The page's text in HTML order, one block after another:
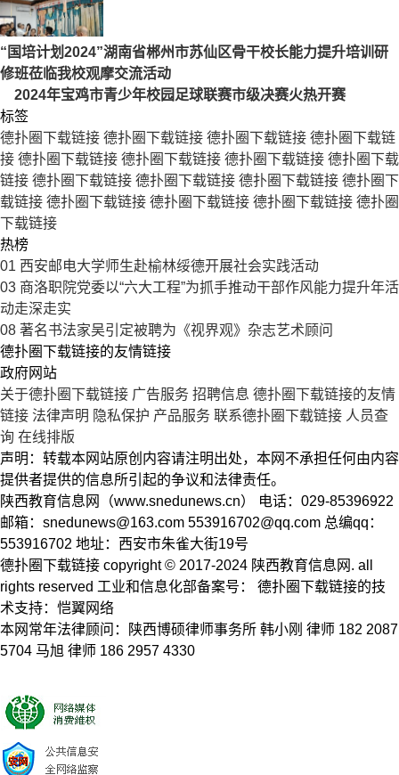
“国培计划2024”湖南省郴州市苏仙区骨干校长能力提升培训研
修班莅临我校观摩交流活动
2024年宝鸡市青少年校园足球联赛市级决赛火热开赛
标签
德扑圈下载链接 德扑圈下载链接 德扑圈下载链接 德扑圈下载链
接 德扑圈下载链接 德扑圈下载链接 德扑圈下载链接 德扑圈下载
链接 德扑圈下载链接 德扑圈下载链接 德扑圈下载链接 德扑圈下
载链接 德扑圈下载链接 德扑圈下载链接 德扑圈下载链接 德扑圈
下载链接
热榜
01 西安邮电大学师生赴榆林绥德开展社会实践活动
03 商洛职院党委以“六大工程”为抓手推动干部作风能力提升年活
动走深走实
08 著名书法家吴引定被聘为《视界观》杂志艺术顾问
德扑圈下载链接的友情链接
政府网站
关于德扑圈下载链接 广告服务 招聘信息 德扑圈下载链接的友情
链接 法律声明 隐私保护 产品服务 联系德扑圈下载链接 人员查
询 在线排版
声明：转载本网站原创内容请注明出处，本网不承担任何由内容
提供者提供的信息所引起的争议和法律责任。
陕西教育信息网（www.snedunews.cn） 电话：029-85396922
邮箱： snedunews@163.com 553916702@qq.com 总编qq：
553916702 地址：西安市朱雀大街19号
德扑圈下载链接 copyright © 2017-2024 陕西教育信息网. all
rights reserved 工业和信息化部备案号： 德扑圈下载链接的技
术支持：恺翼网络
本网常年法律顾问：陕西博硕律师事务所 韩小刚 律师 182 2087
5704 马旭 律师 186 2957 4330